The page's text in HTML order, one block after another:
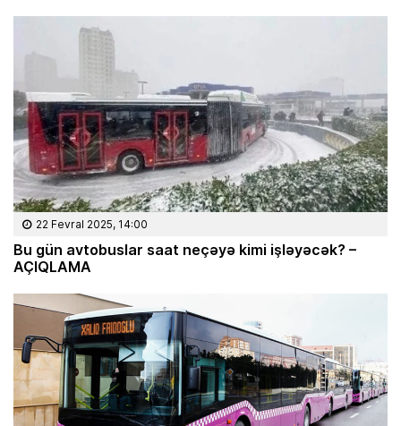
22 Fevral 2025, 14:00
Bu gün avtobuslar saat neçəyə kimi işləyəcək? –
AÇIQLAMA